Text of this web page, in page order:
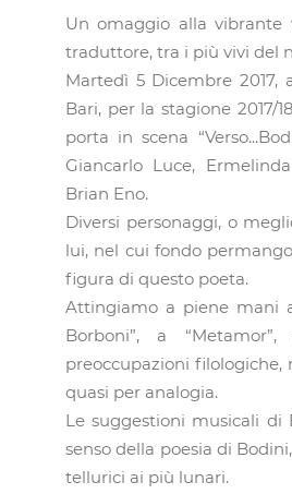
Un omaggio alla vibrante
traduttore, tra i più vivi del
Martedì 5 Dicembre 2017,
Bari, per la stagione 2017/
porta in scena
Giancarlo Luce,
Brian Eno.
Diversi personaggi, o
lui, nel cui fondo
figura di questo poeta.
Attingiamo a piene mani
Borboni”, a
preoccupazioni filologiche,
quasi per analogia.
Le suggestioni musicali di
senso della poesia di
tellurici ai più lunari.